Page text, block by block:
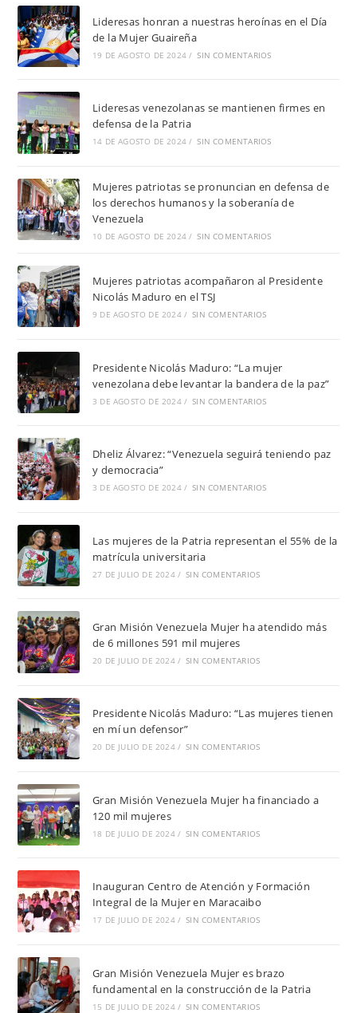
Lideresas honran a nuestras heroínas en el Día
de la Mujer Guaireña
19 DE AGOSTO DE 2024 / SIN COMENTARIOS
Lideresas venezolanas se mantienen firmes en
defensa de la Patria
14 DE AGOSTO DE 2024 / SIN COMENTARIOS
Mujeres patriotas se pronuncian en defensa de
los derechos humanos y la soberanía de
Venezuela
10 DE AGOSTO DE 2024 / SIN COMENTARIOS
Mujeres patriotas acompañaron al Presidente
Nicolás Maduro en el TSJ
9 DE AGOSTO DE 2024 / SIN COMENTARIOS
Presidente Nicolás Maduro: “La mujer
venezolana debe levantar la bandera de la paz”
3 DE AGOSTO DE 2024 / SIN COMENTARIOS
Dheliz Álvarez: “Venezuela seguirá teniendo paz
y democracia”
3 DE AGOSTO DE 2024 / SIN COMENTARIOS
Las mujeres de la Patria representan el 55% de la
matrícula universitaria
27 DE JULIO DE 2024 / SIN COMENTARIOS
Gran Misión Venezuela Mujer ha atendido más
de 6 millones 591 mil mujeres
20 DE JULIO DE 2024 / SIN COMENTARIOS
Presidente Nicolás Maduro: “Las mujeres tienen
en mí un defensor”
20 DE JULIO DE 2024 / SIN COMENTARIOS
Gran Misión Venezuela Mujer ha financiado a
120 mil mujeres
18 DE JULIO DE 2024 / SIN COMENTARIOS
Inauguran Centro de Atención y Formación
Integral de la Mujer en Maracaibo
17 DE JULIO DE 2024 / SIN COMENTARIOS
Gran Misión Venezuela Mujer es brazo
fundamental en la construcción de la Patria
15 DE JULIO DE 2024 / SIN COMENTARIOS